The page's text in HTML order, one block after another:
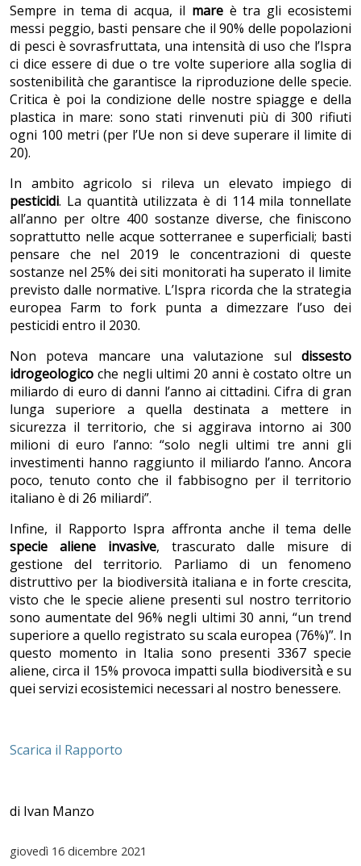
Sempre in tema di acqua, il mare è tra gli ecosistemi
messi peggio, basti pensare che il 90% delle popolazioni
di pesci è sovrasfruttata, una intensità di uso che l’Ispra
ci dice essere di due o tre volte superiore alla soglia di
sostenibilità che garantisce la riproduzione delle specie.
Critica è poi la condizione delle nostre spiagge e della
plastica in mare: sono stati rinvenuti più di 300 rifiuti
ogni 100 metri (per l’Ue non si deve superare il limite di
20).
In ambito agricolo si rileva un elevato impiego di
pesticidi. La quantità utilizzata è di 114 mila tonnellate
all’anno per oltre 400 sostanze diverse, che finiscono
soprattutto nelle acque sotterranee e superficiali; basti
pensare che nel 2019 le concentrazioni di queste
sostanze nel 25% dei siti monitorati ha superato il limite
previsto dalle normative. L’Ispra ricorda che la strategia
europea Farm to fork punta a dimezzare l’uso dei
pesticidi entro il 2030.
Non poteva mancare una valutazione sul dissesto
idrogeologico che negli ultimi 20 anni è costato oltre un
miliardo di euro di danni l’anno ai cittadini. Cifra di gran
lunga superiore a quella destinata a mettere in
sicurezza il territorio, che si aggirava intorno ai 300
milioni di euro l’anno: “solo negli ultimi tre anni gli
investimenti hanno raggiunto il miliardo l’anno. Ancora
poco, tenuto conto che il fabbisogno per il territorio
italiano è di 26 miliardi”.
Infine, il Rapporto Ispra affronta anche il tema delle
specie aliene invasive, trascurato dalle misure di
gestione del territorio. Parliamo di un fenomeno
distruttivo per la biodiversità italiana e in forte crescita,
visto che le specie aliene presenti sul nostro territorio
sono aumentate del 96% negli ultimi 30 anni, “un trend
superiore a quello registrato su scala europea (76%)”. In
questo momento in Italia sono presenti 3367 specie
aliene, circa il 15% provoca impatti sulla biodiversità̀ e su
quei servizi ecosistemici necessari al nostro benessere.
Scarica il Rapporto
di Ivan Manzo
giovedì 16 dicembre 2021